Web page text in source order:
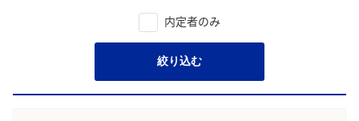
内定者のみ
絞り込む